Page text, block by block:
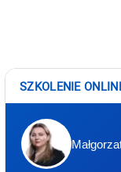
SZKOLENIE